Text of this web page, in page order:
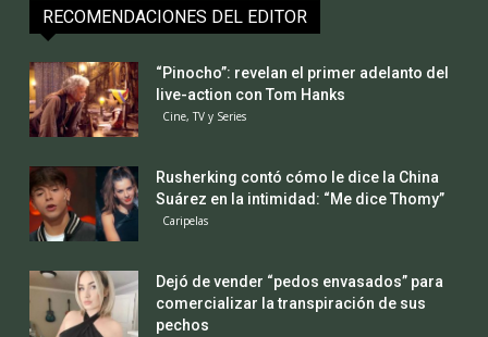
RECOMENDACIONES DEL EDITOR
“Pinocho”: revelan el primer adelanto del
live-action con Tom Hanks
Cine, TV y Series
Rusherking contó cómo le dice la China
Suárez en la intimidad: “Me dice Thomy”
Caripelas
Dejó de vender “pedos envasados” para
comercializar la transpiración de sus
pechos